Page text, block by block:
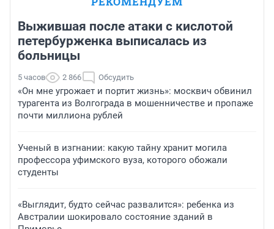
Выжившая после атаки с кислотой
петербурженка выписалась из
больницы
5 часов 2 866 Обсудить
«Он мне угрожает и портит жизнь»: москвич обвинил
турагента из Волгограда в мошенничестве и пропаже
почти миллиона рублей
Ученый в изгнании: какую тайну хранит могила
профессора уфимского вуза, которого обожали
студенты
«Выглядит, будто сейчас развалится»: ребенка из
Австралии шокировало состояние зданий в